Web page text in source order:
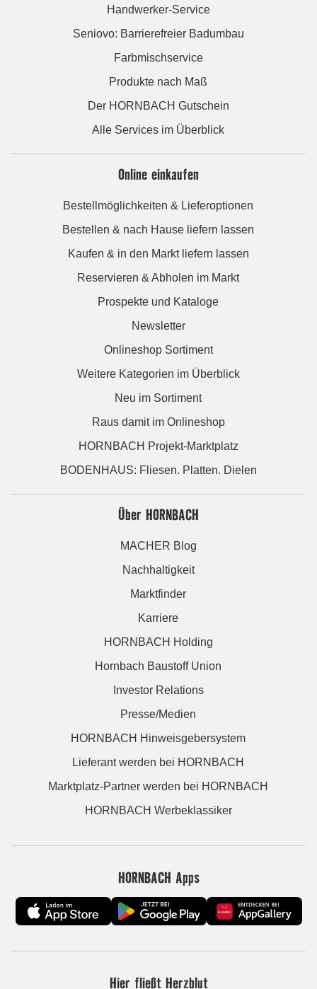
Handwerker-Service
Seniovo: Barrierefreier Badumbau
Farbmischservice
Produkte nach Maß
Der HORNBACH Gutschein
Alle Services im Überblick
Online einkaufen
Bestellmöglichkeiten & Lieferoptionen
Bestellen & nach Hause liefern lassen
Kaufen & in den Markt liefern lassen
Reservieren & Abholen im Markt
Prospekte und Kataloge
Newsletter
Onlineshop Sortiment
Weitere Kategorien im Überblick
Neu im Sortiment
Raus damit im Onlineshop
HORNBACH Projekt-Marktplatz
BODENHAUS: Fliesen. Platten. Dielen
Über HORNBACH
MACHER Blog
Nachhaltigkeit
Marktfinder
Karriere
HORNBACH Holding
Hornbach Baustoff Union
Investor Relations
Presse/Medien
HORNBACH Hinweisgebersystem
Lieferant werden bei HORNBACH
Marktplatz-Partner werden bei HORNBACH
HORNBACH Werbeklassiker
HORNBACH Apps
Hier fließt Herzblut